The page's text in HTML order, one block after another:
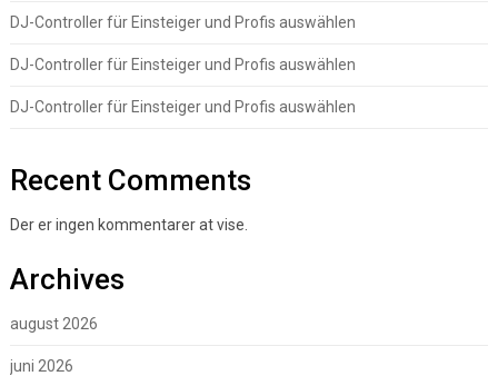
DJ-Controller für Einsteiger und Profis auswählen
DJ-Controller für Einsteiger und Profis auswählen
DJ-Controller für Einsteiger und Profis auswählen
Recent Comments
Der er ingen kommentarer at vise.
Archives
august 2026
juni 2026